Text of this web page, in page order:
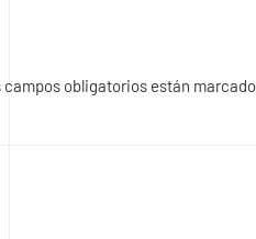
obligatorios están